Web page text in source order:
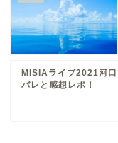
MISIAライブ2021河
バレと感想レポ！